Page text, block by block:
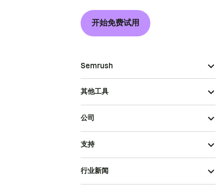
开始免费试用
Semrush
其他工具
公司
支持
行业新闻